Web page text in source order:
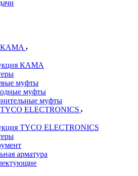
КАМА
КАМА
муфты
муфты
муфты
ELECTRONICS
TYCO ELECTRONICS
арматура